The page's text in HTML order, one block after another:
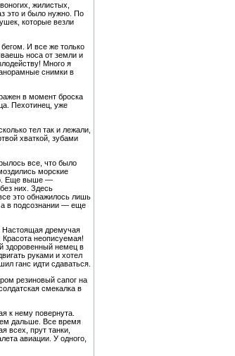
жилистых,
это и было нужно. По
которые везли
И все же только
носа от земли и
Много я
снимки в
в момент броска
Пехотинец, уже
тел так и лежали,
хваткой, зубами
все, что было
морские
Еще выше —
них. Здесь
это обнажилось лишь
а в подсознании — еще
Настоящая дремучая
неописуемая!
здоровенный немец в
руками и хотел
ганс идти сдаваться.
резиновый сапог на
смекалка в
к нему повернута.
дальше. Все время
всех, прут танки,
авиации. У одного,